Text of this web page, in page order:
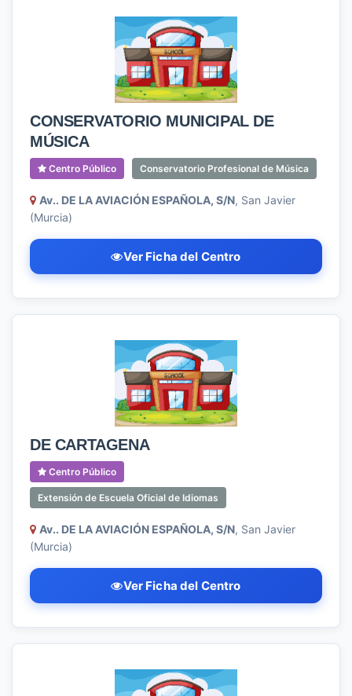
CONSERVATORIO MUNICIPAL DE
MÚSICA
Centro Público Conservatorio Profesional de Música
Av.. DE LA AVIACIÓN ESPAÑOLA, S/N, San Javier
(Murcia)
Ver Ficha del Centro
DE CARTAGENA
Centro Público
Extensión de Escuela Oficial de Idiomas
Av.. DE LA AVIACIÓN ESPAÑOLA, S/N, San Javier
(Murcia)
Ver Ficha del Centro